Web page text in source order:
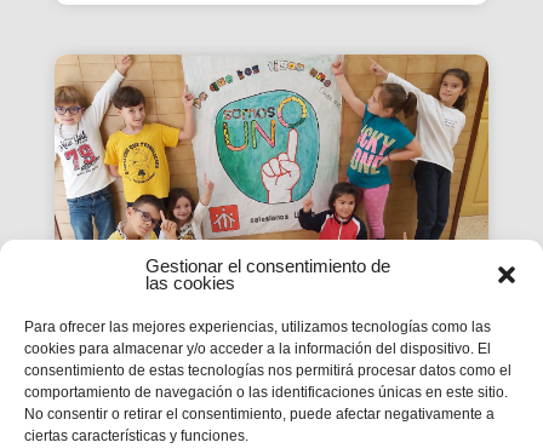
Gestionar el consentimiento de
las cookies
Para ofrecer las mejores experiencias, utilizamos tecnologías como las
cookies para almacenar y/o acceder a la información del dispositivo. El
consentimiento de estas tecnologías nos permitirá procesar datos como el
comportamiento de navegación o las identificaciones únicas en este sitio.
No consentir o retirar el consentimiento, puede afectar negativamente a
ciertas características y funciones.
La Revista SMX 59 hace
balance del primer curso de
'Somos Uno'